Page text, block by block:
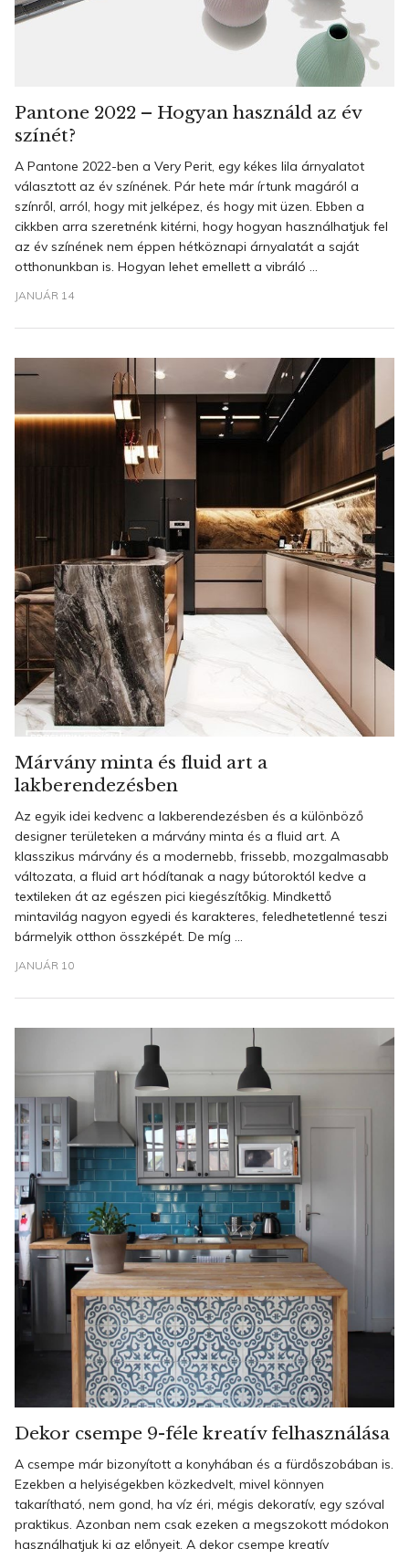
Pantone 2022 – Hogyan használd az év
színét?
A Pantone 2022-ben a Very Perit, egy kékes lila árnyalatot
választott az év színének. Pár hete már írtunk magáról a
színről, arról, hogy mit jelképez, és hogy mit üzen. Ebben a
cikkben arra szeretnénk kitérni, hogy hogyan használhatjuk fel
az év színének nem éppen hétköznapi árnyalatát a saját
otthonunkban is. Hogyan lehet emellett a vibráló ...
JANUÁR 14
Márvány minta és fluid art a
lakberendezésben
Az egyik idei kedvenc a lakberendezésben és a különböző
designer területeken a márvány minta és a fluid art. A
klasszikus márvány és a modernebb, frissebb, mozgalmasabb
változata, a fluid art hódítanak a nagy bútoroktól kedve a
textileken át az egészen pici kiegészítőkig. Mindkettő
mintavilág nagyon egyedi és karakteres, feledhetetlenné teszi
bármelyik otthon összképét. De míg ...
JANUÁR 10
Dekor csempe 9-féle kreatív felhasználása
A csempe már bizonyított a konyhában és a fürdőszobában is.
Ezekben a helyiségekben közkedvelt, mivel könnyen
takarítható, nem gond, ha víz éri, mégis dekoratív, egy szóval
praktikus. Azonban nem csak ezeken a megszokott módokon
használhatjuk ki az előnyeit. A dekor csempe kreatív